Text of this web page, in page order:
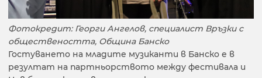
Фотокредит: Георги Ангелов, специалист Връзки с
обществеността, Община Банско
Гостуването на младите музиканти в Банско е в
резултат на партньорството между фестивала и